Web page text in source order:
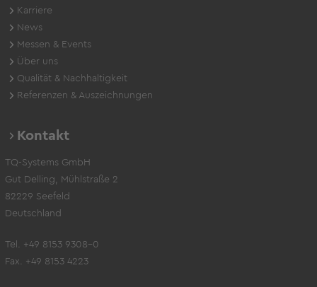
Karriere
News
Messen & Events
Über uns
Qualität & Nachhaltigkeit
Referenzen & Auszeichnungen
Kontakt
TQ-Systems GmbH
Gut Delling, Mühlstraße 2
82229 Seefeld
Deutschland
Tel. +49 8153 9308-0
Fax. +49 8153 4223